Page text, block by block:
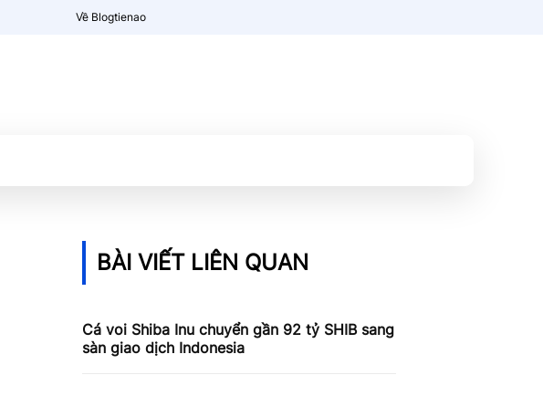
Về Blogtienao
BÀI VIẾT LIÊN QUAN
Cá voi Shiba Inu chuyển gần 92 tỷ SHIB sang
sàn giao dịch Indonesia